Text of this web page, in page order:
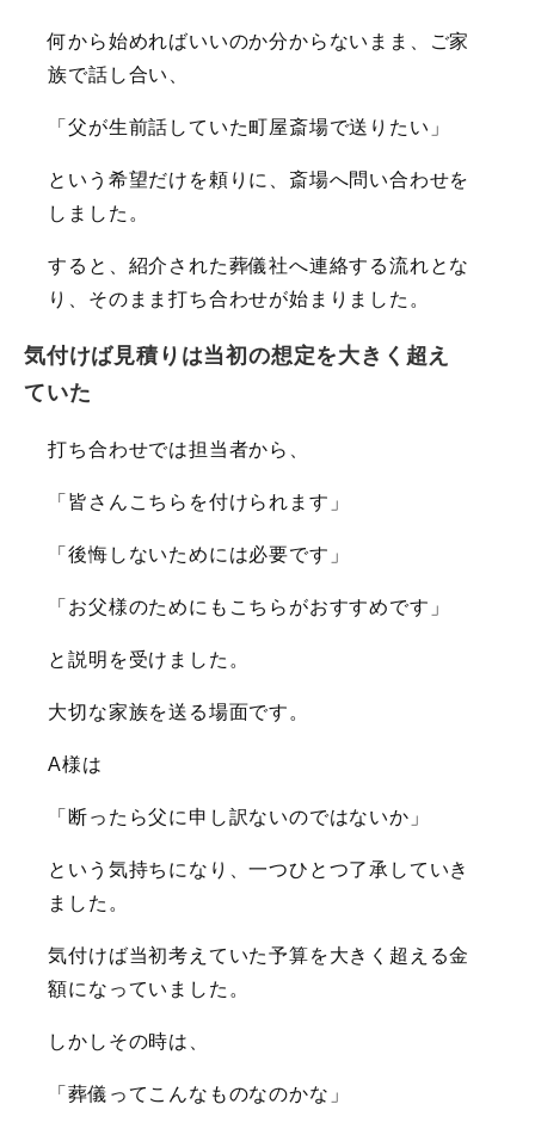
何から始めればいいのか分からないまま、ご家
族で話し合い、
「父が生前話していた町屋斎場で送りたい」
という希望だけを頼りに、斎場へ問い合わせを
しました。
すると、紹介された葬儀社へ連絡する流れとな
り、そのまま打ち合わせが始まりました。
気付けば見積りは当初の想定を大きく超え
ていた
打ち合わせでは担当者から、
「皆さんこちらを付けられます」
「後悔しないためには必要です」
「お父様のためにもこちらがおすすめです」
と説明を受けました。
大切な家族を送る場面です。
A様は
「断ったら父に申し訳ないのではないか」
という気持ちになり、一つひとつ了承していき
ました。
気付けば当初考えていた予算を大きく超える金
額になっていました。
しかしその時は、
「葬儀ってこんなものなのかな」